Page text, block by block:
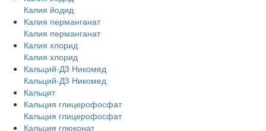
Калия йодид
Калия перманганат
Калия перманганат
Калия хлорид
Калия хлорид
Кальций-Д3 Никомед
Кальций-Д3 Никомед
Кальцит
Кальция глицерофосфат
Кальция глицерофосфат
Кальция глюконат